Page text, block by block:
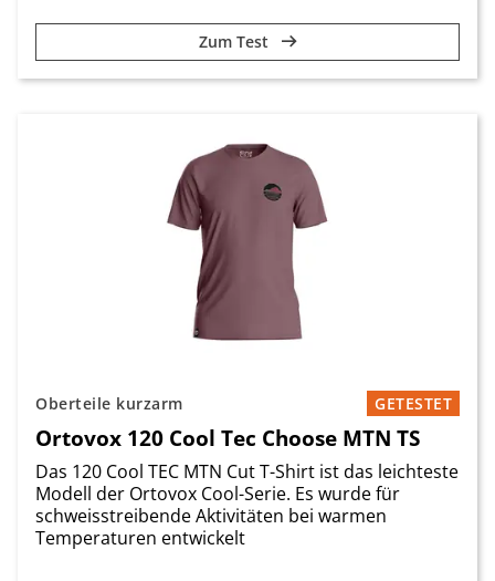
Zum Test
Oberteile kurzarm GETESTET
Ortovox 120 Cool Tec Choose MTN TS
Das 120 Cool TEC MTN Cut T-Shirt ist das leichteste
Modell der Ortovox Cool-Serie. Es wurde für
schweisstreibende Aktivitäten bei warmen
Temperaturen entwickelt